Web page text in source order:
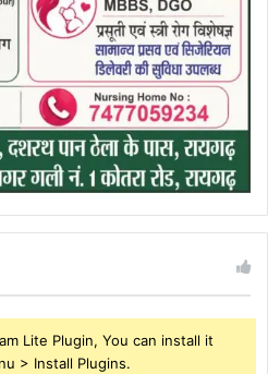
Lite Plugin, You can install it
> Install Plugins.